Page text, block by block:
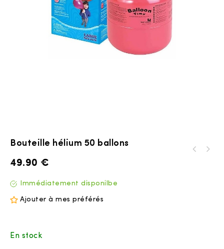
Bouteille hélium 50 ballons
49.90 €
Immédiatement disponilbe
Ajouter à mes préférés
En stock